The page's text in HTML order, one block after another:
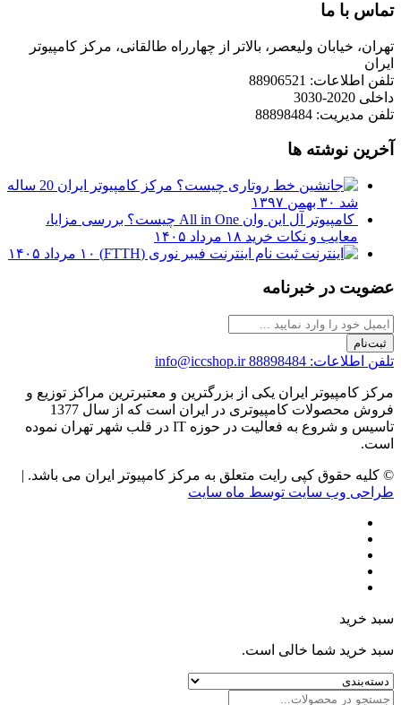
تماس با ما
تهران، خیابان ولیعصر، بالاتر از چهارراه طالقانی، مرکز کامپیوتر
ایران
تلفن اطلاعات: 88906521
داخلی 2020-3030
تلفن مدیریت: 88898484
آخرین نوشته ها
مرکز کامپیوتر ایران 20 ساله
شد ۳۰ بهمن ۱۳۹۷
کامپیوتر آل این وان All in One چیست؟ بررسی مزایا،
معایب و نکات خرید ۱۸ مرداد ۱۴۰۵
ثبت نام اینترنت فیبر نوری (FTTH)
۱۰ مرداد ۱۴۰۵
عضویت در خبرنامه
ثبت‌نام
تلفن اطلاعات: 88898484 info@iccshop.ir
مرکز کامپیوتر ایران یکی از بزرگترین و معتبرترین مراکز توزیع و
فروش محصولات کامپیوتری در ایران است که از سال 1377
تاسیس و شروع به فعالیت در حوزه IT در قلب شهر تهران نموده
است.
© کلیه حقوق کپی رایت متعلق به مرکز کامپیوتر ایران می باشد. |
طراحی وب سایت توسط ماه سایت
سبد خرید
سبد خرید شما خالی است.